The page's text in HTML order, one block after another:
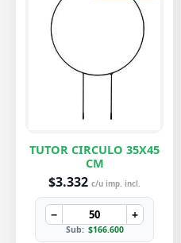
TUTOR CIRCULO 35X45
CM
$3.332 c/u imp. incl.
− +
Sub: $166.600